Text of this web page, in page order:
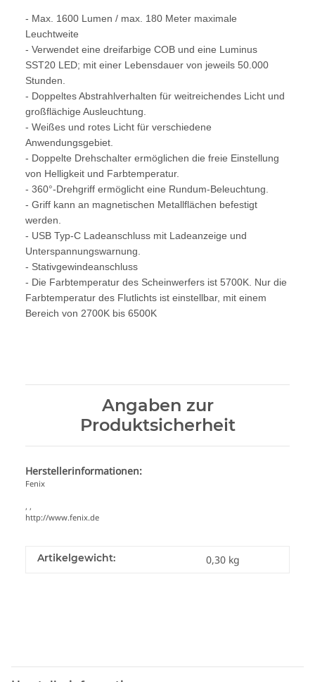
- Max. 1600 Lumen / max. 180 Meter maximale
Leuchtweite
- Verwendet eine dreifarbige COB und eine Luminus
SST20 LED; mit einer Lebensdauer von jeweils 50.000
Stunden.
- Doppeltes Abstrahlverhalten für weitreichendes Licht und
großflächige Ausleuchtung.
- Weißes und rotes Licht für verschiedene
Anwendungsgebiet.
- Doppelte Drehschalter ermöglichen die freie Einstellung
von Helligkeit und Farbtemperatur.
- 360°-Drehgriff ermöglicht eine Rundum-Beleuchtung.
- Griff kann an magnetischen Metallflächen befestigt
werden.
- USB Typ-C Ladeanschluss mit Ladeanzeige und
Unterspannungswarnung.
- Stativgewindeanschluss
- Die Farbtemperatur des Scheinwerfers ist 5700K. Nur die
Farbtemperatur des Flutlichts ist einstellbar, mit einem
Bereich von 2700K bis 6500K
Angaben zur
Produktsicherheit
Herstellerinformationen:
Fenix
, ,
http://www.fenix.de
Artikelgewicht: 0,30 kg